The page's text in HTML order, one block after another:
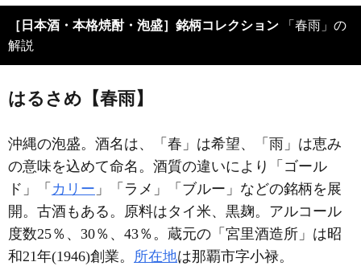
［日本酒・本格焼酎・泡盛］銘柄コレクション
解説
はるさめ【春雨】
沖縄の泡盛。酒名は、「春」は希望、「雨」は恵み
の意味を込めて命名。酒質の違いにより「ゴール
ド」「 カリー 」「ラメ」「ブルー」などの銘柄を展
開。古酒もある。原料はタイ米、黒麹。アルコール
度数25％、30％、43％。蔵元の「宮里酒造所」は昭
和21年(1946)創業。 所在地は那覇市字小禄。